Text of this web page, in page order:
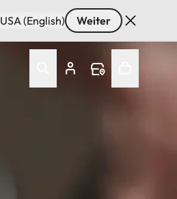
USA (English) Weiter